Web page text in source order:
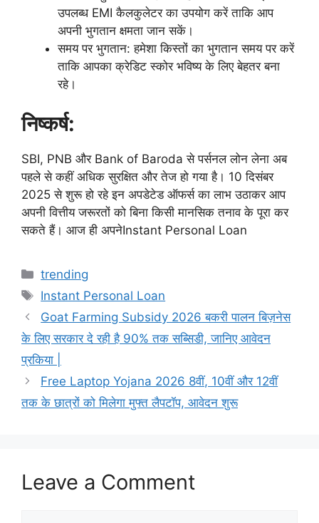
उपलब्ध EMI कैलकुलेटर का उपयोग करें ताकि आप
अपनी भुगतान क्षमता जान सकें।
समय पर भुगतान: हमेशा किस्तों का भुगतान समय पर करें
ताकि आपका क्रेडिट स्कोर भविष्य के लिए बेहतर बना
रहे।
निष्कर्ष:
SBI, PNB और Bank of Baroda से पर्सनल लोन लेना अब
पहले से कहीं अधिक सुरक्षित और तेज हो गया है। 10 दिसंबर
2025 से शुरू हो रहे इन अपडेटेड ऑफर्स का लाभ उठाकर आप
अपनी वित्तीय जरूरतों को बिना किसी मानसिक तनाव के पूरा कर
सकते हैं। आज ही अपनेInstant Personal Loan
Categories
trending
Tags
Instant Personal Loan
Goat Farming Subsidy 2026 बकरी पालन बिज़नेस
के लिए सरकार दे रही है 90% तक सब्सिडी, जानिए आवेदन
प्रकिया |
Free Laptop Yojana 2026 8वीं, 10वीं और 12वीं
तक के छात्रों को मिलेगा मुफ्त लैपटॉप, आवेदन शुरू
Leave a Comment